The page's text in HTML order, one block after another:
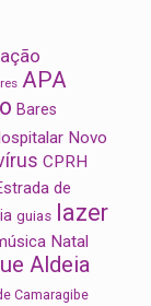
APA
Bares
Novo
CPRH
de
guias lazer
Natal
Aldeia
Camaragibe